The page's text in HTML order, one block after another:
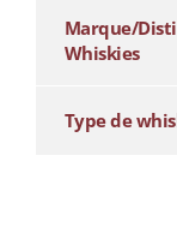
Marque/
Whiskies
Type de